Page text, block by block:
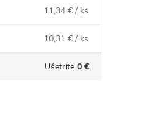
11,34 € / ks
10,31 € / ks
Ušetríte 0 €